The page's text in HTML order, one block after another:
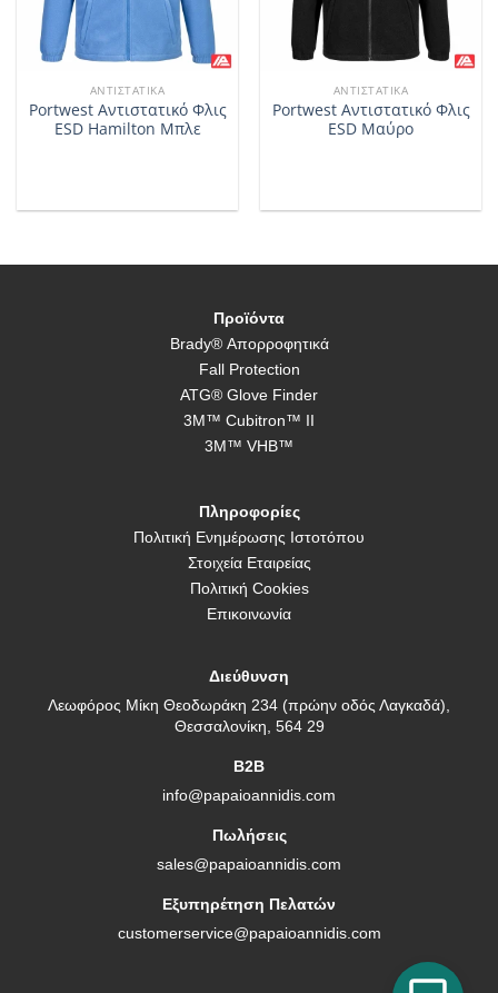
ΑΝΤΙΣΤΑΤΙΚΆ
Portwest Αντιστατικό Φλις
ESD Hamilton Μπλε
ΑΝΤΙΣΤΑΤΙΚΆ
Portwest Αντιστατικό Φλις
ESD Μαύρο
Προϊόντα
Brady® Απορροφητικά
Fall Protection
ATG® Glove Finder
3M™ Cubitron™ II
3M™ VHB™
Πληροφορίες
Πολιτική Ενημέρωσης Ιστοτόπου
Στοιχεία Εταιρείας
Πολιτική Cookies
Επικοινωνία
Διεύθυνση
Λεωφόρος Μίκη Θεοδωράκη 234 (πρώην οδός Λαγκαδά),
Θεσσαλονίκη, 564 29
B2B
info@papaioannidis.com
Πωλήσεις
sales@papaioannidis.com
Εξυπηρέτηση Πελατών
customerservice@papaioannidis.com